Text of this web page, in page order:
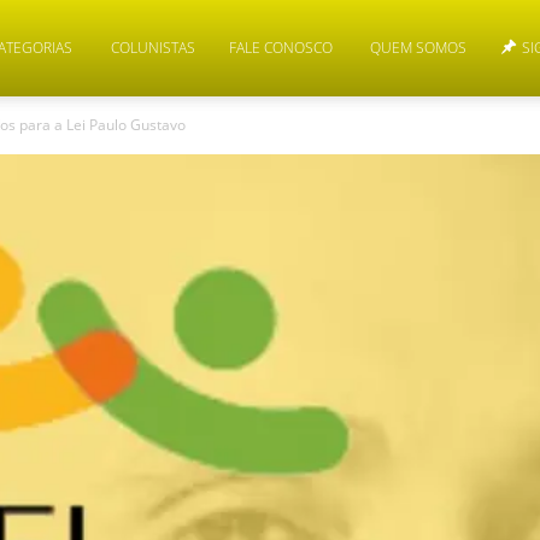
COLUNISTAS FALE CONOSCO QUEM SOMOS
para a Lei Paulo Gustavo